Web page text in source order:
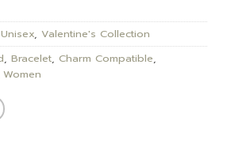
Unisex, Valentine's Collection
, Bracelet, Charm Compatible,
Women